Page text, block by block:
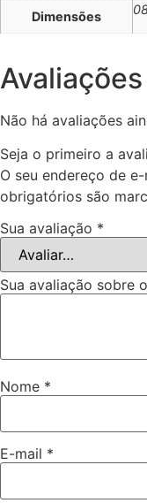
Dimensões
Avaliações
Não há avaliações
Seja o primeiro a
O seu endereço de
obrigatórios são
Sua avaliação *
Sua avaliação sobre
Nome *
E-mail *